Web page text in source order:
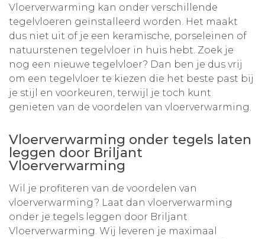
Vloerverwarming kan onder verschillende
tegelvloeren geïnstalleerd worden. Het maakt
dus niet uit of je een keramische, porseleinen of
natuurstenen tegelvloer in huis hebt. Zoek je
nog een nieuwe tegelvloer? Dan ben je dus vrij
om een tegelvloer te kiezen die het beste past bij
je stijl en voorkeuren, terwijl je toch kunt
genieten van de voordelen van vloerverwarming.
Vloerverwarming onder tegels laten
leggen door Briljant
Vloerverwarming
Wil je profiteren van de voordelen van
vloerverwarming? Laat dan vloerverwarming
onder je tegels leggen door Briljant
Vloerverwarming. Wij leveren je maximaal